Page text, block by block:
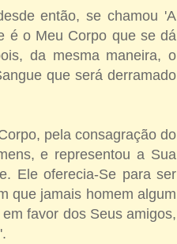
então, se chamou 'A
é o Meu Corpo que se dá
da mesma maneira, o
que será derramado
pela consagração do
e representou a Sua
Ele oferecia-Se para ser
que jamais homem algum
favor dos Seus amigos,